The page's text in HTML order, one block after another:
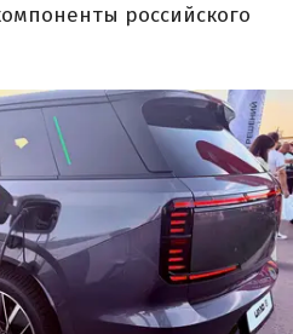
российского